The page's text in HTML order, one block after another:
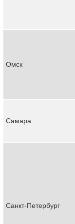
Омск
Самара
Санкт-Петербург